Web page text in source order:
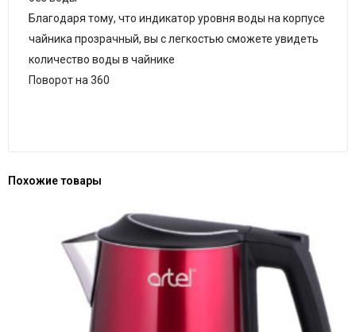
Благодаря тому, что индикатор уровня воды на корпусе
чайника прозрачный, вы с легкостью сможете увидеть
количество воды в чайнике
Поворот на 360
Похожие товары